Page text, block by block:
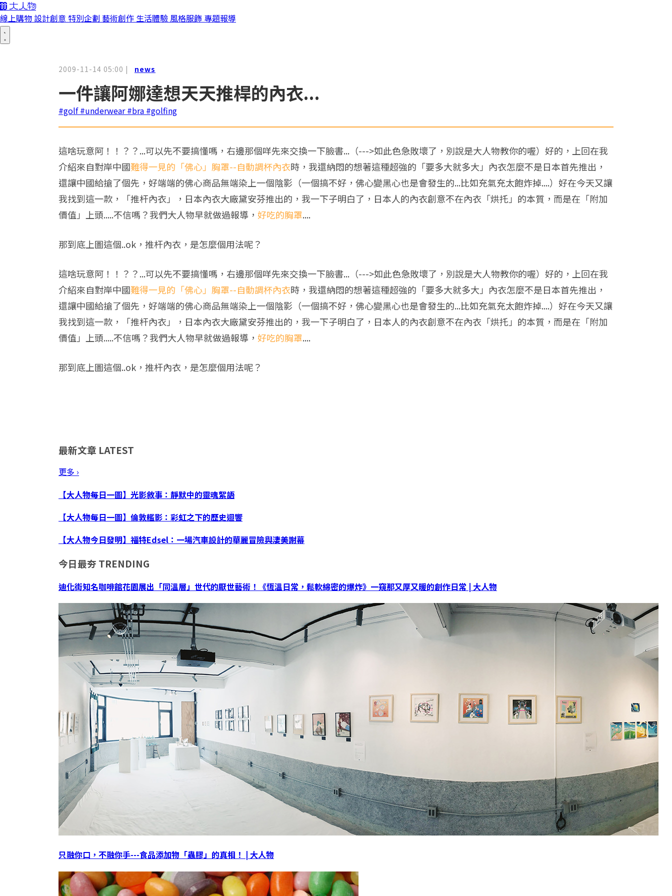
線上購物 設計創意 特別企劃 藝術創作 生活體驗 風格服飾 專題報導
2009-11-14 05:00 | news
一件讓阿娜達想天天推桿的內衣...
#golf#underwear#bra #golfing
這啥玩意阿！！？？...可以先不要搞懂嗎，右邊那個咩先來交換一下臉書...（--->如此色急敗壞了，別說是大人物教你的喔）好的，上回在我
介紹來自對岸中國難得一見的「佛心」胸罩--自動調杯內衣時，我還納悶的想著這種超強的「要多大就多大」內衣怎麼不是日本首先推出，
還讓中國給搶了個先，好端端的佛心商品無端染上一個陰影（一個搞不好，佛心變黑心也是會發生的...比如充氣充太飽炸掉....）好在今天又讓
我找到這一款，「推杆內衣」，日本內衣大廠黛安芬推出的，我一下子明白了，日本人的內衣創意不在內衣「烘托」的本質，而是在「附加
價值」上頭.....不信嗎？我們大人物早就做過報導， 好吃的胸罩....
那到底上圖這個..ok，推杆內衣，是怎麼個用法呢？
這啥玩意阿！！？？...可以先不要搞懂嗎，右邊那個咩先來交換一下臉書...（--->如此色急敗壞了，別說是大人物教你的喔）好的，上回在我
介紹來自對岸中國難得一見的「佛心」胸罩--自動調杯內衣時，我還納悶的想著這種超強的「要多大就多大」內衣怎麼不是日本首先推出，
還讓中國給搶了個先，好端端的佛心商品無端染上一個陰影（一個搞不好，佛心變黑心也是會發生的...比如充氣充太飽炸掉....）好在今天又讓
我找到這一款，「推杆內衣」，日本內衣大廠黛安芬推出的，我一下子明白了，日本人的內衣創意不在內衣「烘托」的本質，而是在「附加
價值」上頭.....不信嗎？我們大人物早就做過報導， 好吃的胸罩....
那到底上圖這個..ok，推杆內衣，是怎麼個用法呢？
最新文章 LATEST
更多 ›
【大人物每日一圖】光影敘事：靜默中的靈魂絮語
【大人物每日一圖】倫敦艦影：彩虹之下的歷史迴響
【大人物今日發明】福特Edsel：一場汽車設計的華麗冒險與淒美謝幕
今日最夯 TRENDING
迪化街知名咖啡館花園展出「同溫層」世代的厭世藝術！《恆溫日常，鬆軟綿密的爆炸》一窺那又厚又暖的創作日常 | 大人物
只融你口，不融你手---食品添加物「蟲膠」的真相！ | 大人物